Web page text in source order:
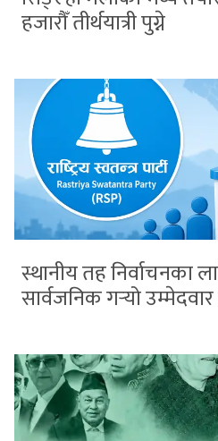
हजारौँ तीर्थयात्री पुग्ने
स्थानीय तह निर्वाचनका
सार्वजनिक गर्‍यो